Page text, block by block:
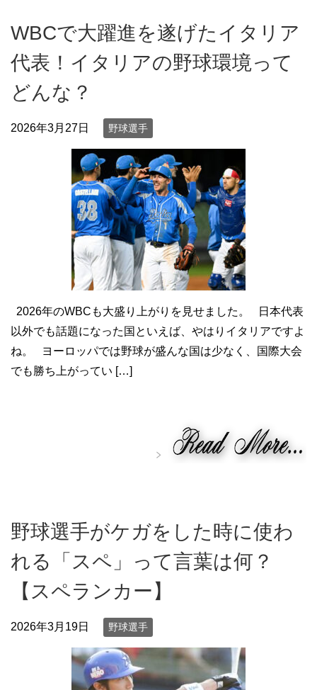
WBCで大躍進を遂げたイタリア
代表！イタリアの野球環境って
どんな？
2026年3月27日 野球選手
2026年のWBCも大盛り上がりを見せました。 日本代表
以外でも話題になった国といえば、やはりイタリアですよ
ね。 ヨーロッパでは野球が盛んな国は少なく、国際大会
でも勝ち上がってい […]
野球選手がケガをした時に使わ
れる「スペ」って言葉は何？
【スペランカー】
2026年3月19日 野球選手